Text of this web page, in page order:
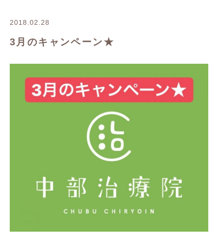
2018.02.28
3月のキャンペーン★